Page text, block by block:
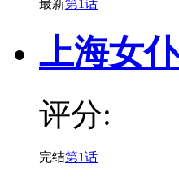
最新第1话
上海女
评分:
完结第1话